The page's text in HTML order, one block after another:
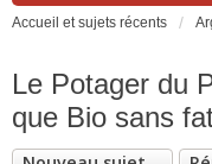
Accueil et sujets récents
Le Potager du
que Bio sans